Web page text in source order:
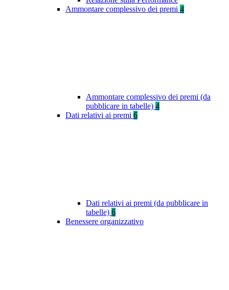
Ammontare complessivo dei premi 4
Ammontare complessivo dei premi (da
pubblicare in tabelle) 4
Dati relativi ai premi 6
Dati relativi ai premi (da pubblicare in
tabelle) 6
Benessere organizzativo